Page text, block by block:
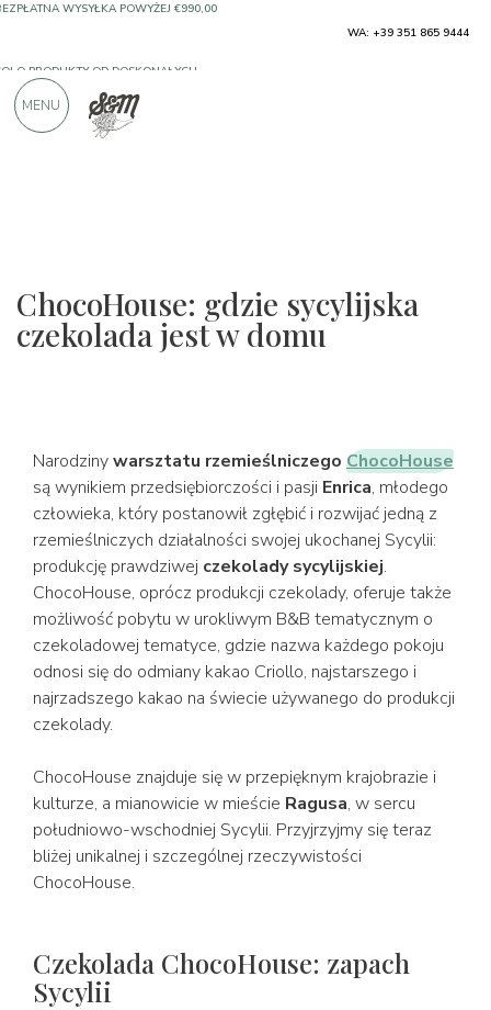
ChocoHouse: gdzie sycylijska
czekolada jest w domu
Narodzinywarsztatu rzemieślniczego ChocoHouse
są wynikiem przedsiębiorczości i pasji Enrica, młodego
człowieka, który postanowił zgłębić i rozwijać jedną z
rzemieślniczych działalności swojej ukochanej Sycylii:
produkcję prawdziwej czekolady sycylijskiej.
ChocoHouse, oprócz produkcji czekolady, oferuje także
możliwość pobytu w urokliwym B&B tematycznym o
czekoladowej tematyce, gdzie nazwa każdego pokoju
odnosi się do odmiany kakao Criollo, najstarszego i
najrzadszego kakao na świecie używanego do produkcji
czekolady.
ChocoHouse znajduje się w przepięknym krajobrazie i
kulturze, a mianowicie w mieście Ragusa, w sercu
południowo-wschodniej Sycylii. Przyjrzyjmy się teraz
bliżej unikalnej i szczególnej rzeczywistości
ChocoHouse.
Czekolada ChocoHouse: zapach
Sycylii
900 POZYTYWNYCH RECENZJI
WA: +39 351 865 9444
MENU